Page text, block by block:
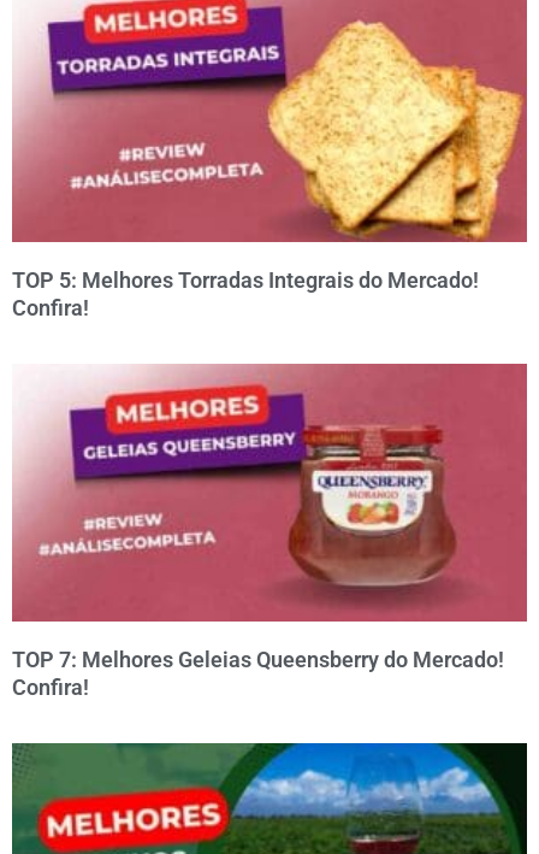
TOP 5: Melhores Torradas Integrais do Mercado!
Confira!
TOP 7: Melhores Geleias Queensberry do Mercado!
Confira!